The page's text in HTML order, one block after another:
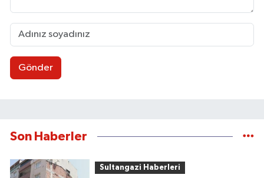
Gönder
Son Haberler
Sultangazi Haberleri